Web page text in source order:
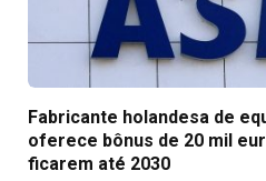
Fabricante holandesa de
oferece bônus de 20 mil
ficarem até 2030